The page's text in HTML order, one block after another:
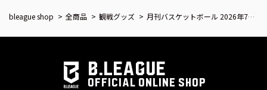
bleague shop 全商品 観戦グッズ 月刊バスケットボール 2026年7月号 (発売日2026年5月25日)
B.LEAGUE
OFFICIAL ONLINE SHOP